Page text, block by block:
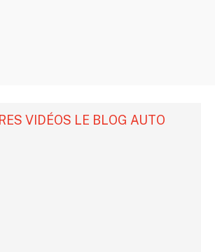
VIDÉOS LE BLOG AUTO